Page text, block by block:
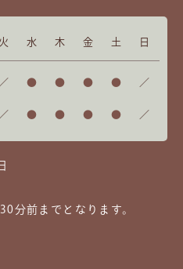
火 水 木 金 土 日
／ ● ● ● ● ／
／ ● ● ● ● ／
分前までとなります。